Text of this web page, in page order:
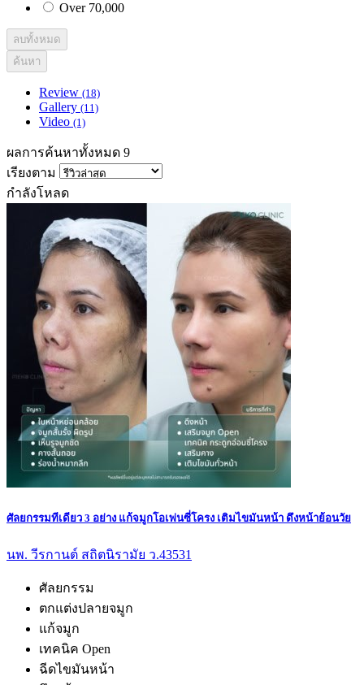
Over 70,000
ลบทั้งหมด
ค้นหา
Review (18)
Gallery (11)
Video (1)
ผลการค้นหาทั้งหมด 9
เรียงตาม
กำลังโหลด
ศัลยกรรมทีเดียว 3 อย่าง แก้จมูกโอเพ่นซี่โครง เติมไขมันหน้า ดึงหน้าย้อนวัย
นพ. วีรกานต์ สถิตนิรามัย ว.43531
ศัลยกรรม
ตกแต่งปลายจมูก
แก้จมูก
เทคนิค Open
ฉีดไขมันหน้า